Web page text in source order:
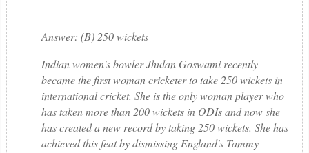
Answer: (B) 250 wickets
Indian women's bowler Jhulan Goswami recently
became the first woman cricketer to take 250 wickets in
international cricket. She is the only woman player who
has taken more than 200 wickets in ODIs and now she
has created a new record by taking 250 wickets. She has
achieved this feat by dismissing England's Tammy